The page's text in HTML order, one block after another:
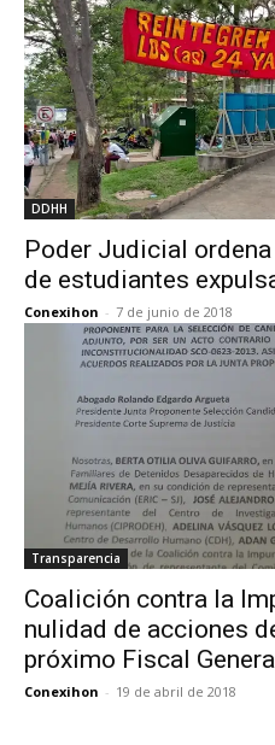
DDHH
Poder Judicial
de estudiantes
Conexihon - 7 de junio de 2018
Transparencia
Coalición contra la
nulidad de acciones
próximo Fiscal
Conexihon - 19 de abril de 2018